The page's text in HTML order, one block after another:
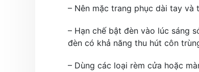
– Nên mặc trang phục dài tay và
– Hạn chế bật đèn vào lúc sáng
đèn có khả năng thu hút côn
– Dùng các loại rèm cửa hoặc